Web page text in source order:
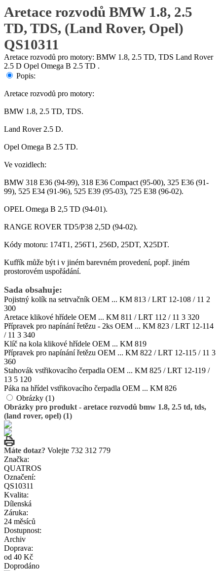
Aretace rozvodů BMW 1.8, 2.5
TD, TDS, (Land Rover, Opel)
QS10311
Aretace rozvodů pro motory: BMW 1.8, 2.5 TD, TDS Land Rover
2.5 D Opel Omega B 2.5 TD .
Popis:
Aretace rozvodů pro motory:
BMW 1.8, 2.5 TD, TDS.
Land Rover 2.5 D.
Opel Omega B 2.5 TD.
Ve vozidlech:
BMW 318 E36 (94-99), 318 E36 Compact (95-00), 325 E36 (91-
99), 525 E34 (91-96), 525 E39 (95-03), 725 E38 (96-02).
OPEL Omega B 2,5 TD (94-01).
RANGE ROVER TD5/P38 2,5D (94-02).
Kódy motoru: 174T1, 256T1, 256D, 25DT, X25DT.
Kufřík může být i v jiném barevném provedení, popř. jiném
prostorovém uspořádání.
Sada obsahuje:
Pojistný kolík na setrvačník OEM ... KM 813 / LRT 12-108 / 11 2
300
Aretace klikové hřídele OEM ... KM 811 / LRT 112 / 11 3 320
Přípravek pro napínání řetězu - 2ks OEM ... KM 823 / LRT 12-114
/ 11 3 340
Klíč na kola klikové hřídele OEM ... KM 819
Přípravek pro napínání řetězu OEM ... KM 822 / LRT 12-115 / 11 3
360
Stahovák vstřikovacího čerpadla OEM ... KM 825 / LRT 12-119 /
13 5 120
Páka na hřídel vstřikovacího čerpadla OEM ... KM 826
Obrázky (1)
Obrázky pro produkt - aretace rozvodů bmw 1.8, 2.5 td, tds,
(land rover, opel) (1)
Máte dotaz? Volejte 732 312 779
Značka:
QUATROS
Označení:
QS10311
Kvalita:
Dílenská
Záruka:
24 měsíců
Dostupnost:
Archiv
Doprava:
od 40 Kč
Doprodáno